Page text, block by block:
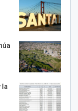
la